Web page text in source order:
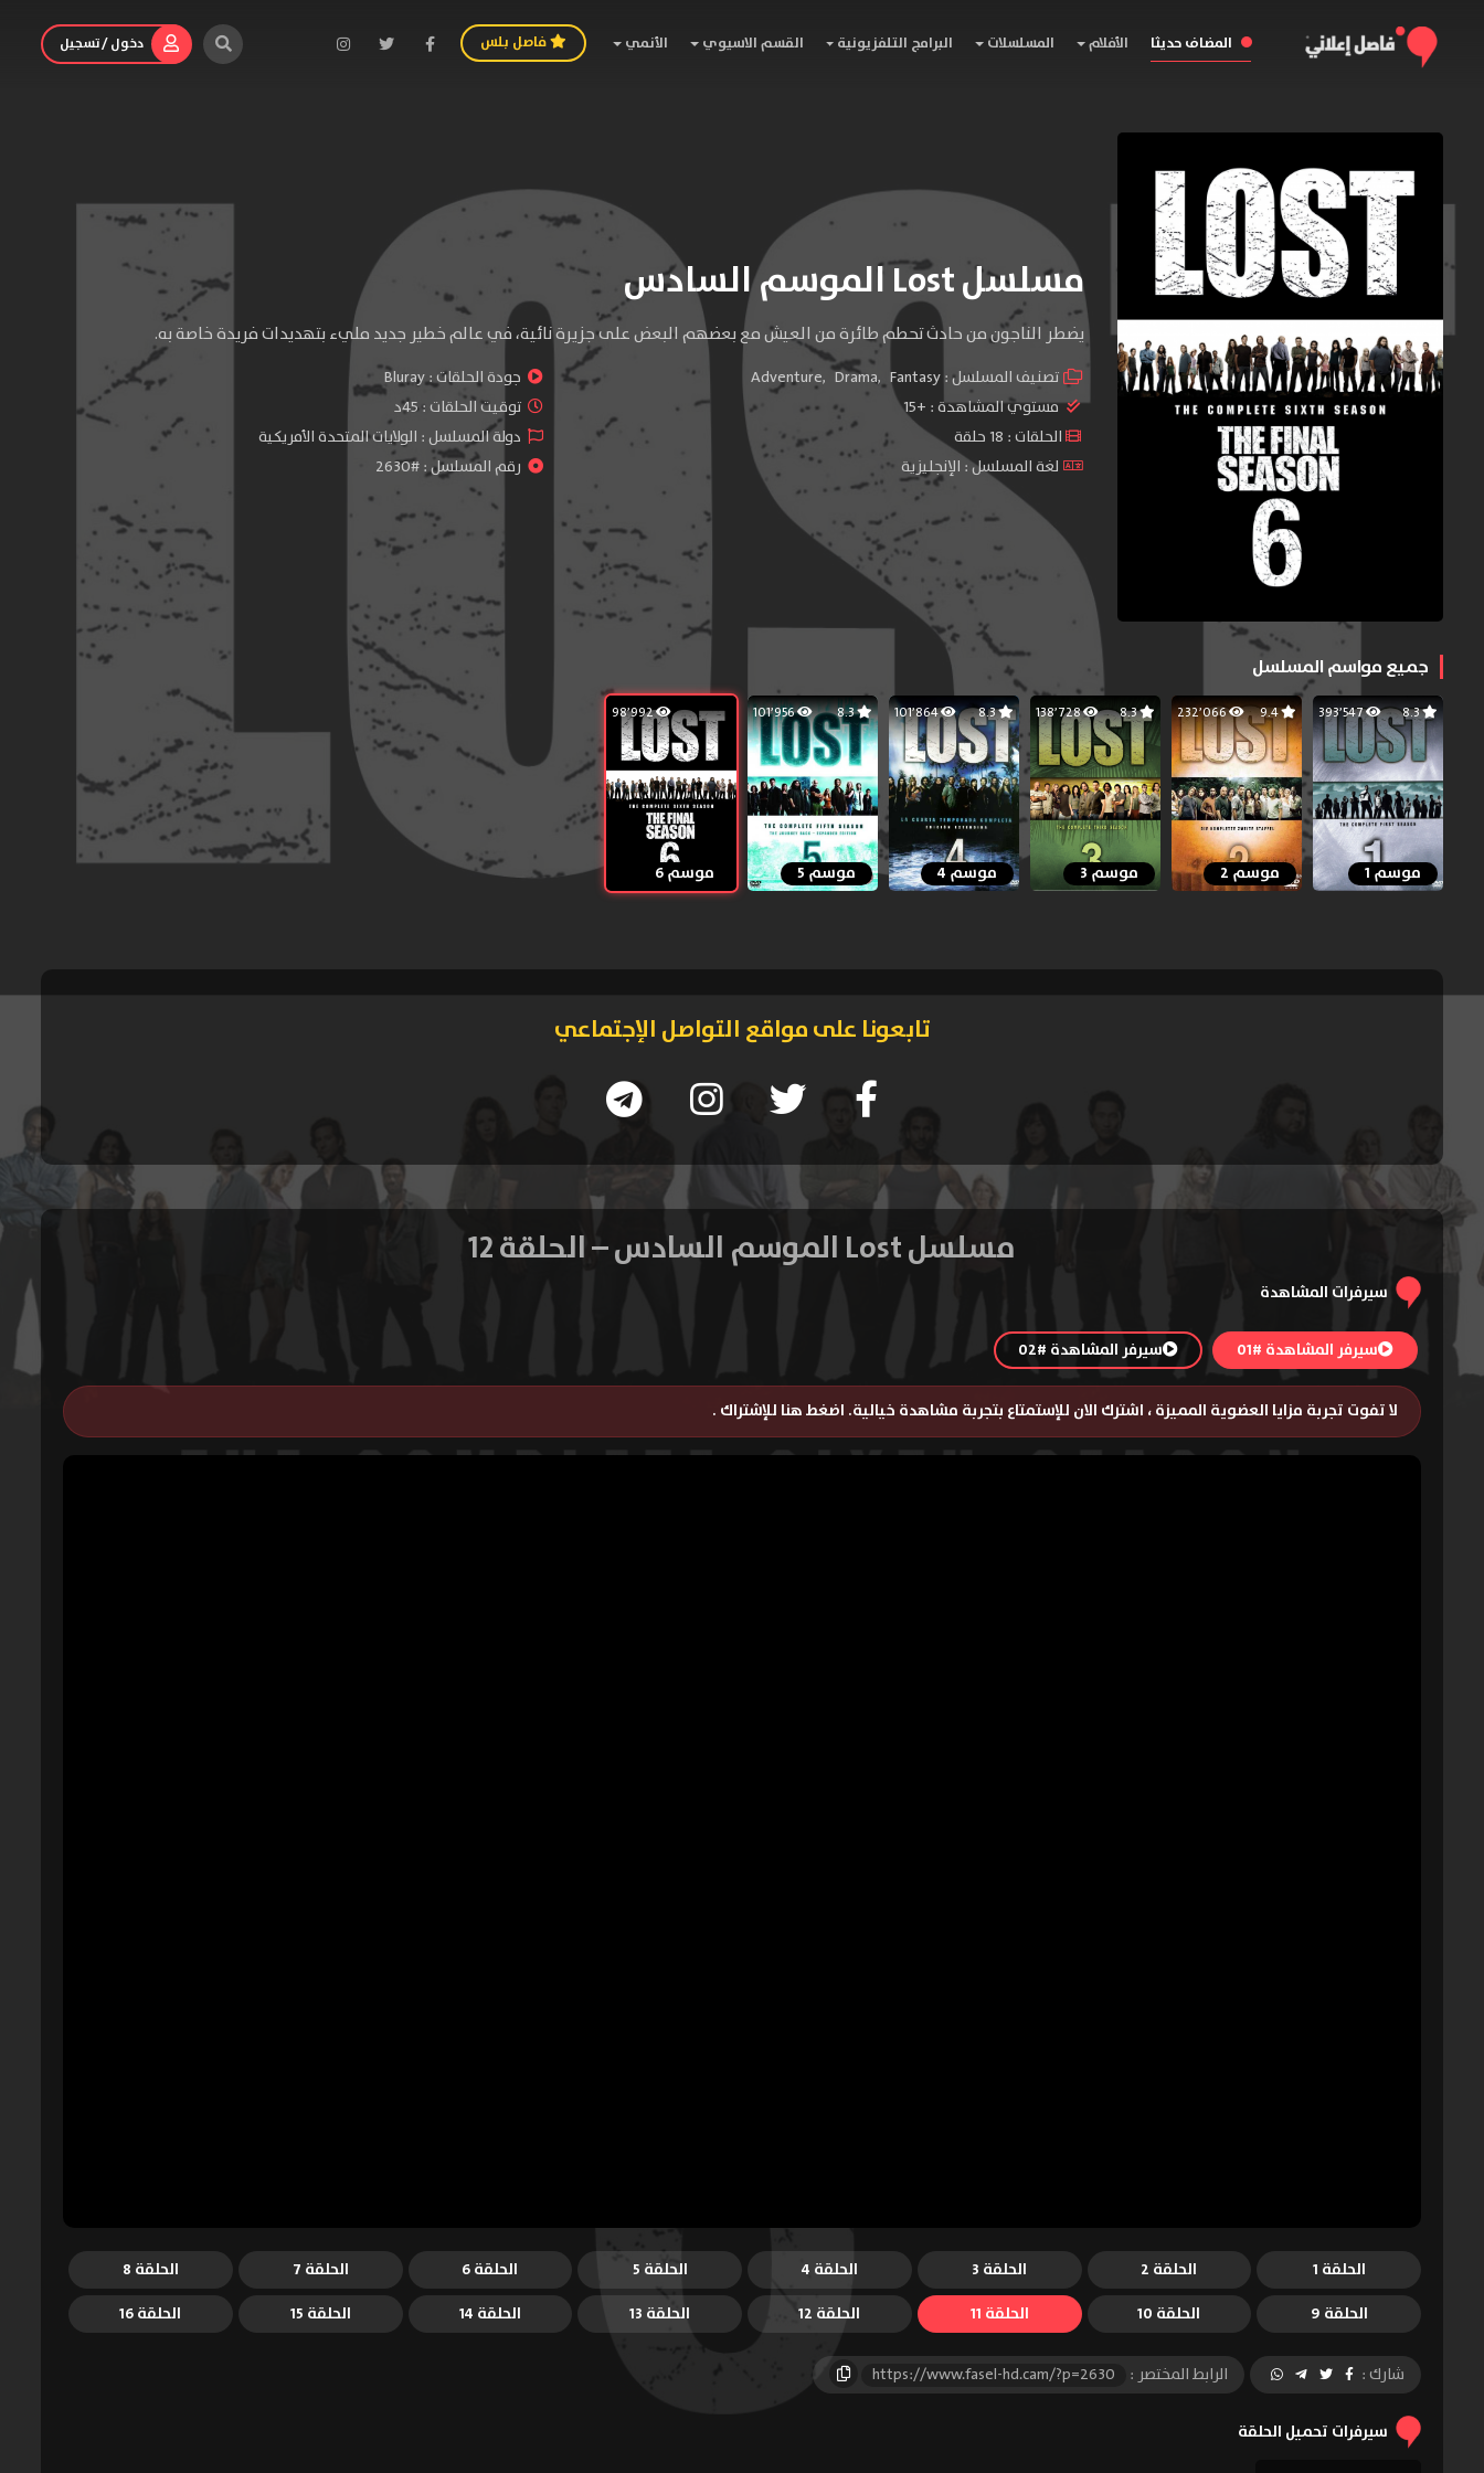
المضاف حديثا الأفلام المسلسلات البرامج التلفزيونية القسم الاسيوي الأنمي فاصل بلس دخول / تسجيل
مسلسل Lost الموسم السادس
‏يضطر الناجون من حادث تحطم طائرة من العيش مع بعضهم البعض على جزيرة نائية، في عالم خطير جديد مليء بتهديدات فريدة خاصة به.
تصنيف المسلسل : Adventure, Drama, Fantasy جودة الحلقات :Bluray
مستوي المشاهدة : +15
توقيت الحلقات : 45د
الحلقات : 18 حلقة
دولة المسلسل : الولايات المتحدة الأمريكية
لغة المسلسل : الإنجليزية
رقم المسلسل : #2630
جميع مواسم المسلسل
8.3 393٬547
موسم 1
9.4 232٬066
موسم 2
8.3 138٬728
موسم 3
8.3 101٬864
موسم 4
8.3 101٬956
موسم 5
98٬992
موسم 6
تابعونا على مواقع التواصل الإجتماعي
مسلسل Lost الموسم السادس – الحلقة 12
سيرفرات المشاهدة
سيرفر المشاهدة #01 سيرفر المشاهدة #02
لا تفوت تجربة مزايا العضوية المميزة ، اشترك الان للإستمتاع بتجربة مشاهدة خيالية. اضغط هنا للإشتراك .
الحلقة 1 الحلقة 2 الحلقة 3 الحلقة 4 الحلقة 5 الحلقة 6 الحلقة 7
الحلقة 8
الحلقة 9
الحلقة 10 الحلقة 11 الحلقة 12 الحلقة 13 الحلقة 14 الحلقة 15 الحلقة 16
شارك : الرابط المختصر : https://www.fasel-hd.cam/?p=2630
سيرفرات تحميل الحلقة